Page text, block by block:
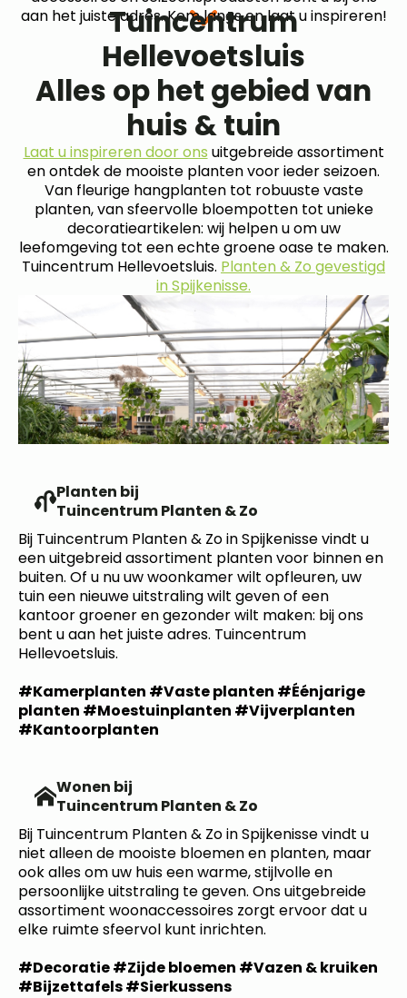
aan het juiste adres. Kom langs en laat u inspireren!
Tuincentrum
Hellevoetsluis
Alles op het gebied van
huis & tuin
Laat u inspireren door ons uitgebreide assortiment
en ontdek de mooiste planten voor ieder seizoen.
Van fleurige hangplanten tot robuuste vaste
planten, van sfeervolle bloempotten tot unieke
decoratieartikelen: wij helpen u om uw
leefomgeving tot een echte groene oase te maken.
Tuincentrum Hellevoetsluis. Planten & Zo gevestigd
in Spijkenisse.
Planten bij
Tuincentrum Planten & Zo
Bij Tuincentrum Planten & Zo in Spijkenisse vindt u
een uitgebreid assortiment planten voor binnen en
buiten. Of u nu uw woonkamer wilt opfleuren, uw
tuin een nieuwe uitstraling wilt geven of een
kantoor groener en gezonder wilt maken: bij ons
bent u aan het juiste adres. Tuincentrum
Hellevoetsluis.
#Kamerplanten #Vaste planten #Éénjarige
planten #Moestuinplanten #Vijverplanten
#Kantoorplanten
Wonen bij
Tuincentrum Planten & Zo
Bij Tuincentrum Planten & Zo in Spijkenisse vindt u
niet alleen de mooiste bloemen en planten, maar
ook alles om uw huis een warme, stijlvolle en
persoonlijke uitstraling te geven. Ons uitgebreide
assortiment woonaccessoires zorgt ervoor dat u
elke ruimte sfeervol kunt inrichten.
#Decoratie #Zijde bloemen #Vazen & kruiken
#Bijzettafels #Sierkussens